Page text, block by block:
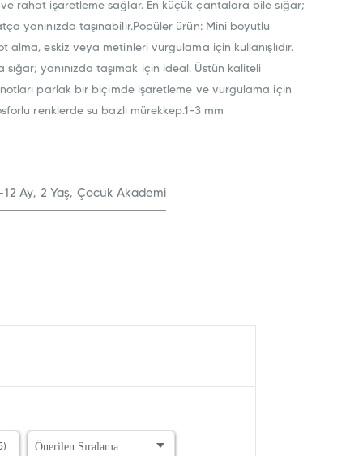
rahat işaretleme sağlar. En küçük çantalara bile sığar;
yanınızda taşınabilir.Popüler ürün: Mini boyutlu
alma, eskiz veya metinleri vurgulama için kullanışlıdır.
yanınızda taşımak için ideal. Üstün kaliteli
parlak bir biçimde işaretleme ve vurgulama için
renklerde su bazlı mürekkep.1-3 mm
Ay, 2 Yaş, Çocuk Akademi